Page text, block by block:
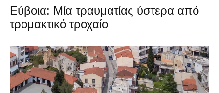
Εύβοια: Μία τραυματίας ύστερα από
τρομακτικό τροχαίο